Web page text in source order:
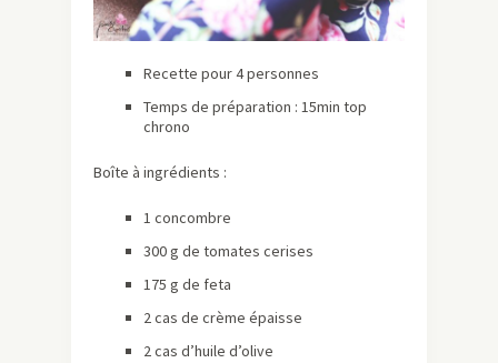
Recette pour 4 personnes
Temps de préparation : 15min top
chrono
Boîte à ingrédients :
1 concombre
300 g de tomates cerises
175 g de feta
2 cas de crème épaisse
2 cas d’huile d’olive